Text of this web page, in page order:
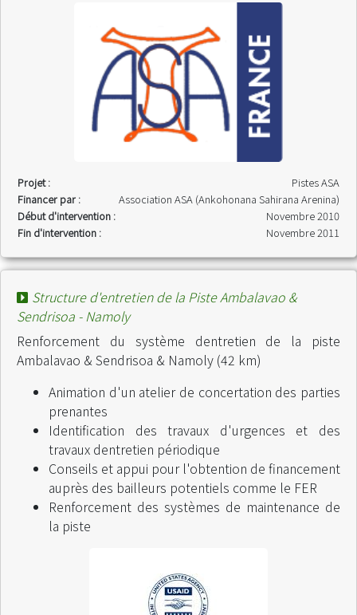
Projet :
Pistes ASA
Financer par :
Association ASA (Ankohonana Sahirana Arenina)
Début d'intervention :
Novembre 2010
Fin d'intervention :
Novembre 2011
Structure d'entretien de la Piste Ambalavao &
Sendrisoa - Namoly
Renforcement du système dentretien de la piste
Ambalavao & Sendrisoa & Namoly (42 km)
Animation d'un atelier de concertation des parties
prenantes
Identification des travaux d'urgences et des
travaux dentretien périodique
Conseils et appui pour l'obtention de financement
auprès des bailleurs potentiels comme le FER
Renforcement des systèmes de maintenance de
la piste